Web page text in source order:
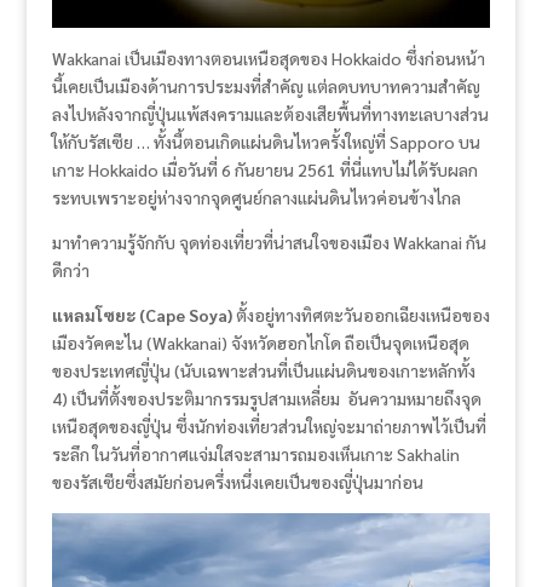
Wakkanai เป็นเมืองทางตอนเหนือสุดของ Hokkaido ซึ่งก่อนหน้า
นี้เคยเป็นเมืองด้านการประมงที่สำคัญ แต่ลดบทบาทความสำคัญ
ลงไปหลังจากญี่ปุ่นแพ้สงครามและต้องเสียพื้นที่ทางทะเลบางส่วน
ให้กับรัสเซีย … ทั้งนี้ตอนเกิดแผ่นดินไหวครั้งใหญ่ที่ Sapporo บน
เกาะ Hokkaido เมื่อวันที่ 6 กันยายน 2561 ที่นี่แทบไม่ได้รับผลก
ระทบเพราะอยู่ห่างจากจุดศูนย์กลางแผ่นดินไหวค่อนข้างไกล
มาทำความรู้จักกับ จุดท่องเที่ยวที่น่าสนใจของเมือง Wakkanai กัน
ดีกว่า
แหลมโซยะ (Cape Soya)ตั้งอยู่ทางทิศตะวันออกเฉียงเหนือของ
เมืองวัคคะไน (Wakkanai) จังหวัดฮอกไกโด ถือเป็นจุดเหนือสุด
ของประเทศญี่ปุ่น (นับเฉพาะส่วนที่เป็นแผ่นดินของเกาะหลักทั้ง
4) เป็นที่ตั้งของประติมากรรมรูปสามเหลี่ยม อันความหมายถึงจุด
เหนือสุดของญี่ปุ่น ซึ่งนักท่องเที่ยวส่วนใหญ่จะมาถ่ายภาพไว้เป็นที่
ระลึก ในวันที่อากาศแจ่มใสจะสามารถมองเห็นเกาะ Sakhalin
ของรัสเซียซึ่งสมัยก่อนครึ่งหนึ่งเคยเป็นของญี่ปุ่นมาก่อน